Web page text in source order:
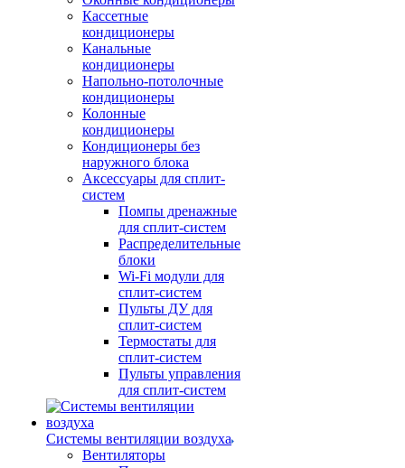
Кассетные
кондиционеры
Канальные
кондиционеры
Напольно-потолочные
кондиционеры
Колонные
кондиционеры
Кондиционеры без
наружного блока
Аксессуары для сплит-
систем
Помпы дренажные
для сплит-систем
Распределительные
блоки
Wi-Fi модули для
сплит-систем
Пульты ДУ для
сплит-систем
Термостаты для
сплит-систем
Пульты управления
для сплит-систем
Системы вентиляции воздуха
Вентиляторы